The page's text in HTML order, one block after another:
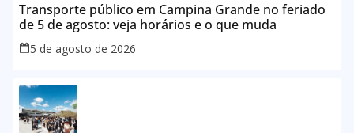
Transporte público em Campina Grande no feriado
de 5 de agosto: veja horários e o que muda
5 de agosto de 2026